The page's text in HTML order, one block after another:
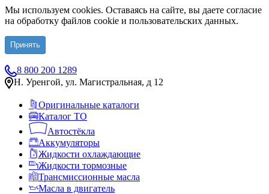
Мы используем cookies. Оставаясь на сайте, вы даете согласие
на обработку файлов cookie и пользовательских данных.
Принять
8 800 200 1289
Н. Уренгой, ул. Магистральная, д 12
Оригинальные каталоги
Каталог ТО
Автостёкла
Аккумуляторы
Жидкости охлаждающие
Жидкости тормозные
Трансмиссионные масла
Масла в двигатель